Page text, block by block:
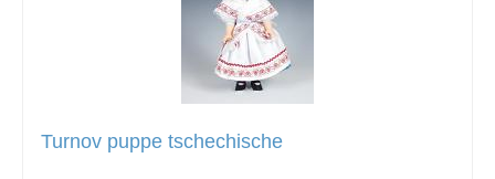
Turnov puppe tschechische